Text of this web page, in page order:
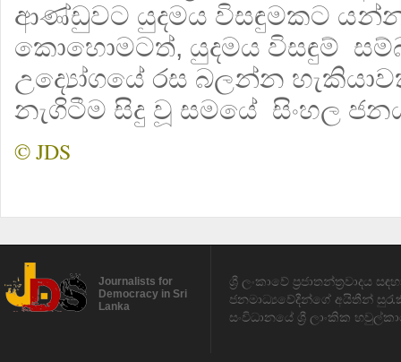
ආණ්ඩුවට යුදමය විසඳුමකට යන්න
කොහොමටත්, යුදමය විසඳුම්
උද්‍යෝගයේ රස බලන්න
නැගිටීම සිදු වූ සමයේ සිංහල
© JDS
Journalists for
Democracy in Sri
Lanka
ශ්‍රී ලංකාවේ ප්‍රජාතන්ත්‍රවාදය
ජනමාධ්‍යවේදීන්ගේ අයිතීන්
සංවිධානයේ ශ්‍රී ලාංකික